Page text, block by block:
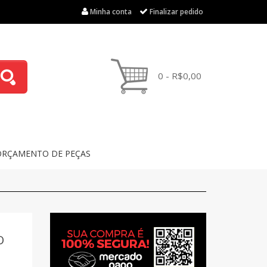
Minha conta Finalizar pedido
0 - R$0,00
DE PEÇAS